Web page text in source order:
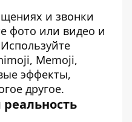
и звонки
фото или видео и
Memoji,
эффекты,
другое.